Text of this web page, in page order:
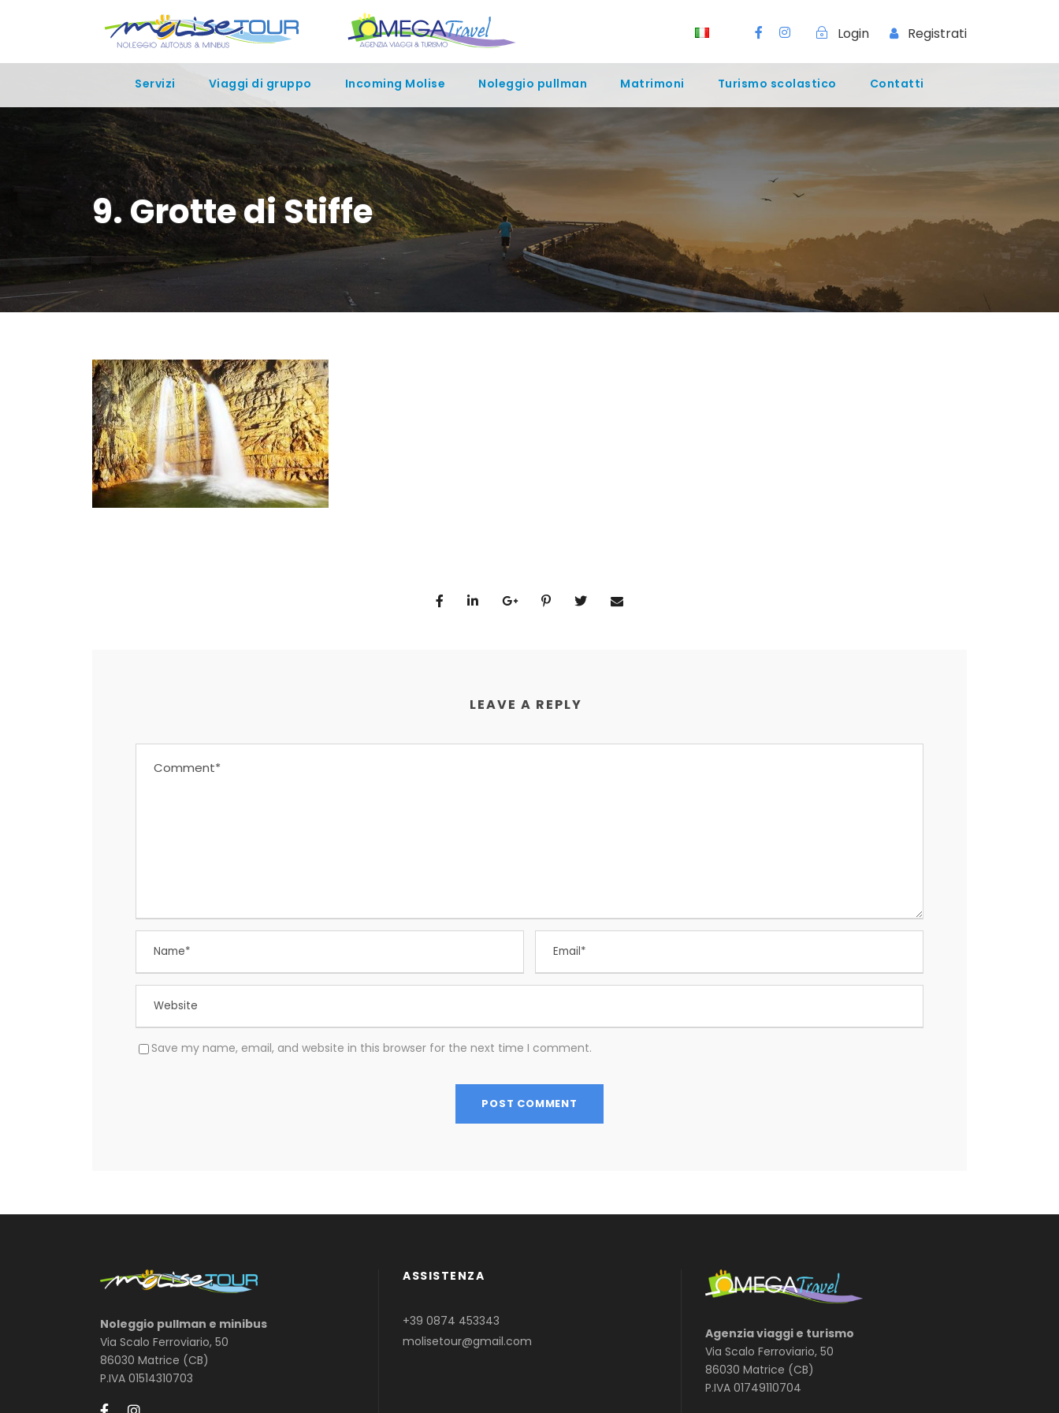
Login Registrati
Servizi Viaggi di gruppo Incoming Molise Noleggio pullman Matrimoni Turismo scolastico Contatti
9. Grotte di Stiffe
LEAVE A REPLY
Save my name, email, and website in this browser for the next time I comment.
Noleggio pullman e minibus
Via Scalo Ferroviario, 50
86030 Matrice (CB)
P.IVA 01514310703
ASSISTENZA
+39 0874 453343
molisetour@gmail.com
Agenzia viaggi e turismo
Via Scalo Ferroviario, 50
86030 Matrice (CB)
P.IVA 01749110704